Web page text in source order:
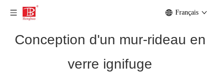
Français
Conception d'un mur-rideau en
verre ignifuge